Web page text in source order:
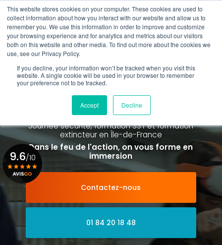
This website stores cookies on your computer. These cookies are used to
collect information about how you interact with our website and allow us to
remember you. We use this information in order to improve and customize
your browsing experience and for analytics and metrics about our visitors
both on this website and other media. To find out more about the cookies we
use, see our Privacy Policy.
If you decline, your information won’t be tracked when you visit this
website. A single cookie will be used in your browser to remember
your preference not to be tracked.
Accept Decline
Aller
au
contenu
principal
01 84 20 18 48
Spécialiste de la formation SST et
de la Formation Incendie
à Paris La Défense depuis 2015
Journée sécurité, formation SST et formation
extincteuren Île-de-France
Dans le feu de l'action, on vous forme en
immersion
Contactez-nous
01 84 20 18 48
9.6/10
Voir le certificat